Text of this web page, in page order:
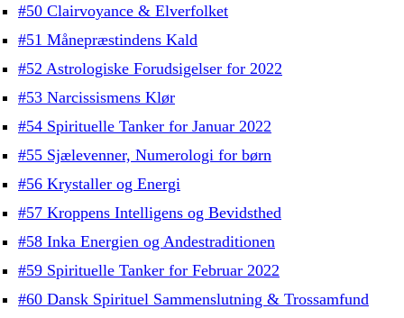
#50 Clairvoyance & Elverfolket
#51 Månepræstindens Kald
#52 Astrologiske Forudsigelser for 2022
#53 Narcissismens Klør
#54 Spirituelle Tanker for Januar 2022
#55 Sjælevenner, Numerologi for børn
#56 Krystaller og Energi
#57 Kroppens Intelligens og Bevidsthed
#58 Inka Energien og Andestraditionen
#59 Spirituelle Tanker for Februar 2022
#60 Dansk Spirituel Sammenslutning & Trossamfund